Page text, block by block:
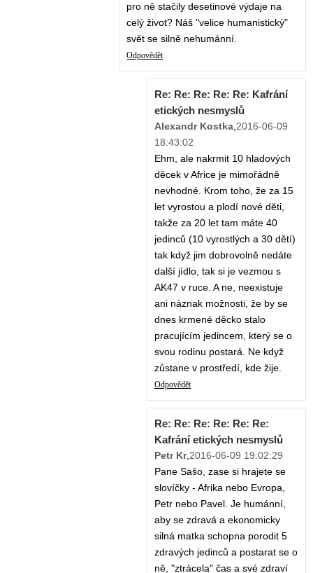
pro ně stačily desetinové výdaje na
celý život? Náš "velice humanistický"
svět se silně nehumánní.
Odpovědět
Re: Re: Re: Re: Re: Kafrání
etických nesmyslů
Alexandr Kostka,2016-06-09
18:43:02
Ehm, ale nakrmit 10 hladových
děcek v Africe je mimořádně
nevhodné. Krom toho, že za 15
let vyrostou a plodí nové děti,
takže za 20 let tam máte 40
jedinců (10 vyrostlých a 30 dětí)
tak když jim dobrovolně nedáte
další jídlo, tak si je vezmou s
AK47 v ruce. A ne, neexistuje
ani náznak možnosti, že by se
dnes krmené děcko stalo
pracujícím jedincem, který se o
svou rodinu postará. Ne když
zůstane v prostředí, kde žije.
Odpovědět
Re: Re: Re: Re: Re: Re:
Kafrání etických nesmyslů
Petr Kr,2016-06-09 19:02:29
Pane Sašo, zase si hrajete se
slovíčky - Afrika nebo Evropa,
Petr nebo Pavel. Je humánní,
aby se zdravá a ekonomicky
silná matka schopna porodit 5
zdravých jedinců a postarat se o
ně, "ztrácela" čas a své zdraví